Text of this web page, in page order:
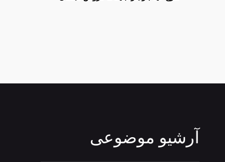
آرشیو موضوعی